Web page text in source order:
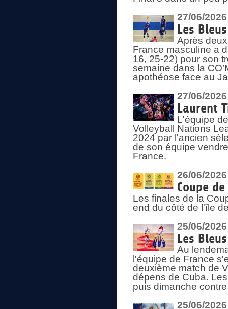
27/06/2026
Les
Après
France masculine a
16, 25-22) pour son
semaine dans la
apothéose face au
27/06/2026
Laurent
L'équipe
Volleyball Nations
2024 par l'ancien
de son équipe
France.
26/06/2026
Coupe
Les finales de la
end du côté de l'île
25/06/2026
Les
Au
l'équipe de France
deuxième match de
dépens de Cuba.
puis dimanche
25/06/2026